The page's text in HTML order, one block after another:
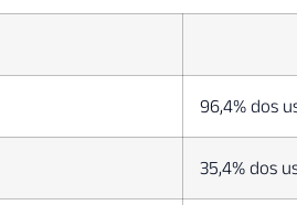
96,4% dos
35,4% dos